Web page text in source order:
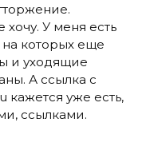
хочу. У меня есть
на которых еще
и уходящие
А ссылка с
кажется уже есть,
ссылками.